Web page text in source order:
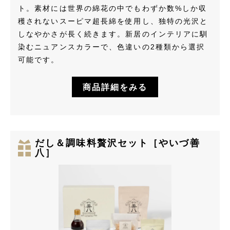
ト。素材には世界の綿花の中でもわずか数%しか収
穫されないスーピマ超長綿を使用し、独特の光沢と
しなやかさが長く続きます。新居のインテリアに馴
染むニュアンスカラーで、色違いの2種類から選択
可能です。
商品詳細をみる
だし＆調味料贅沢セット［やいづ善
八］